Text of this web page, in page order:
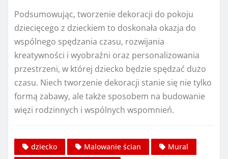
Podsumowując, tworzenie dekoracji do pokoju
dziecięcego z dzieckiem to doskonała okazja do
wspólnego spędzania czasu, rozwijania
kreatywności i wyobraźni oraz personalizowania
przestrzeni, w której dziecko będzie spędzać dużo
czasu. Niech tworzenie dekoracji stanie się nie tylko
formą zabawy, ale także sposobem na budowanie
więzi rodzinnych i wspólnych wspomnień.
dziecko Malowanie ścian
Mural